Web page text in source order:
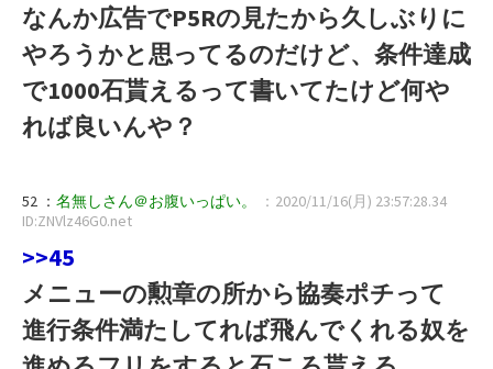
なんか広告でP5Rの見たから久しぶりに
やろうかと思ってるのだけど、条件達成
で1000石貰えるって書いてたけど何や
れば良いんや？
52 ： 名無しさん＠お腹いっぱい。
：2020/11/16(月) 23:57:28.34
ID:ZNVlz46G0.net
>>45
メニューの勲章の所から協奏ポチって
進行条件満たしてれば飛んでくれる奴を